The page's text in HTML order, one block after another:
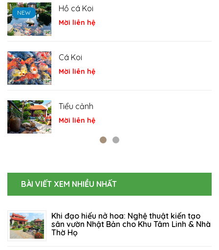
NEW Hồ cá Koi
Mời liên hệ
NEW
Cá Koi
Mời liên hệ
NEW
Tiểu cảnh
Mời liên hệ
BÀI VIẾT XEM NHIỀU NHẤT
Khi đạo hiếu nở hoa: Nghệ thuật kiến tạo
sân vườn Nhật Bản cho Khu Tâm Linh & Nhà
Thờ Họ